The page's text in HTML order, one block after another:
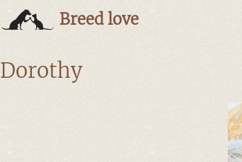
Breed love
Dorothy